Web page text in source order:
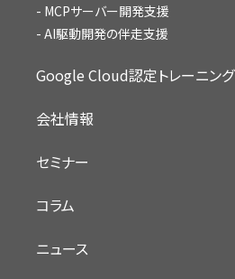
MCPサーバー開発支援
AI駆動開発の伴走支援
Google Cloud認定トレーニング
会社情報
セミナー
コラム
ニュース